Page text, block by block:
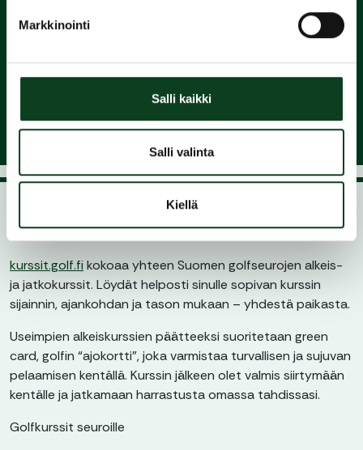
Markkinointi
Salli kaikki
Salli valinta
Kiellä
seuraan ja nauti pelaamisesta
Golfkurssit golfaajille
kurssit.golf.fi kokoaa yhteen Suomen golfseurojen alkeis-
ja jatkokurssit. Löydät helposti sinulle sopivan kurssin
sijainnin, ajankohdan ja tason mukaan – yhdestä paikasta.
Useimpien alkeiskurssien päätteeksi suoritetaan green
card, golfin “ajokortti”, joka varmistaa turvallisen ja sujuvan
pelaamisen kentällä. Kurssin jälkeen olet valmis siirtymään
kentälle ja jatkamaan harrastusta omassa tahdissasi.
Golfkurssit seuroille